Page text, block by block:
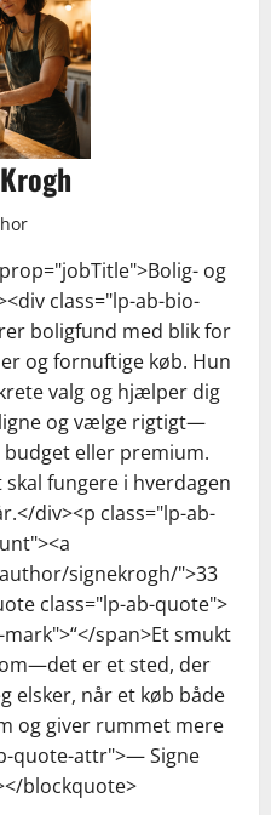
og
class="lp-ab-bio-
boligfund med blik for
og fornuftige køb. Hun
valg og hjælper dig
og vælge rigtigt—
eller premium.
fungere i hverdagen
div><p class="lp-ab-
signekrogh/">33
class="lp-ab-quote">
span>Et smukt
er et sted, der
elsker, når et køb både
og giver rummet mere
quote-attr">— Signe
blockquote>